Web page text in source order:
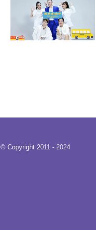
© Copyright 2011 - 2024